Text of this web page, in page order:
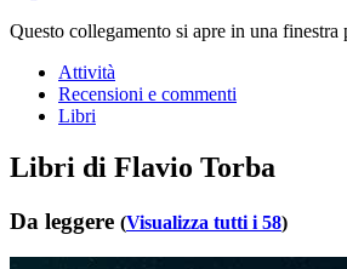
Questo collegamento si apre in una finestra
Attività
Recensioni e commenti
Libri
Libri di Flavio Torba
Da leggere (Visualizza tutti i 58)